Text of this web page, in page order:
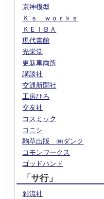
京神模型
Ｋ’ｓ ｗｏｒｋｓ
ＫＥＩＢＡ
現代書館
光栄堂
更新車両所
講談社
交通新聞社
工房ひろ
交友社
コスミック
コニシ
駒草出版 ㈱ダンク
コモンワークス
ゴッドハンド
「サ行」
彩流社